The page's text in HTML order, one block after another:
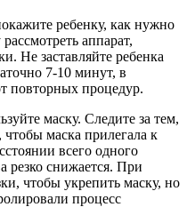
ребенку, как нужно
аппарат,
Не заставляйте ребенка
7-10 минут, в
повторных процедур.
маску. Следите за тем,
маска прилегала к
всего одного
резко снижается. При
чтобы укрепить маску, но
процесс